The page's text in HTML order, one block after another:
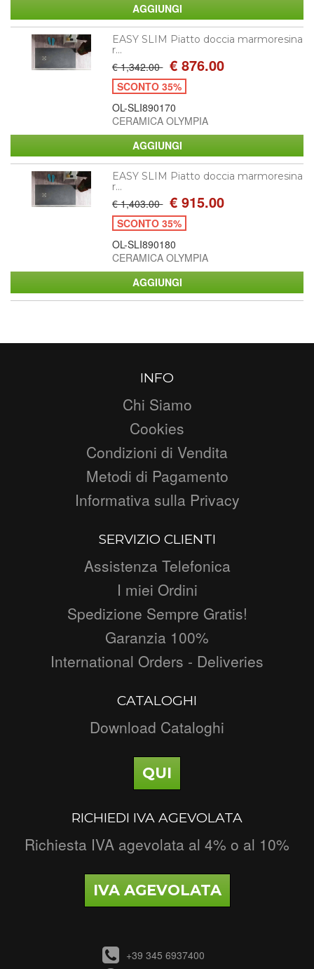
EASY SLIM Piatto doccia marmoresina
r...
€ 1,342.00 € 876.00
SCONTO 35%
OL-SLI890170
CERAMICA OLYMPIA
EASY SLIM Piatto doccia marmoresina
r...
€ 1,403.00 € 915.00
SCONTO 35%
OL-SLI890180
CERAMICA OLYMPIA
INFO
Chi Siamo
Cookies
Condizioni di Vendita
Metodi di Pagamento
Informativa sulla Privacy
SERVIZIO CLIENTI
Assistenza Telefonica
I miei Ordini
Spedizione Sempre Gratis!
Garanzia 100%
International Orders - Deliveries
CATALOGHI
Download Cataloghi
QUI
RICHIEDI IVA AGEVOLATA
Richiesta IVA agevolata al 4% o al 10%
IVA AGEVOLATA
+39 345 6937400